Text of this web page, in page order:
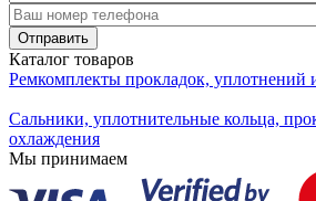
Каталог товаров
Ремкомплекты прокладок, уплотнений
Сальники, уплотнительные кольца,
охлаждения
Мы принимаем